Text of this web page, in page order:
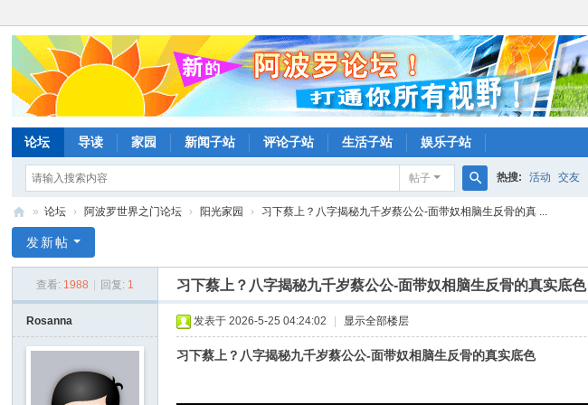
论坛 导读 家园 新闻子站 评论子站 生活子站 娱乐子站
帖子
搜
热搜: 活动 交友
波
网
» 论坛 › 阿波罗世界之门论坛 › 阳光家园 › 习下蔡上？八字揭秘九千岁蔡公公-面带奴相脑生反骨的真 ...
发新帖
查看: 1988 回复: 1 习下蔡上？八字揭秘九千岁蔡公公-面带奴相脑生反骨的真实底色
Rosanna 发表于 2026-5-25 04:24:02 显示全部楼层
习下蔡上？八字揭秘九千岁蔡公公-面带奴相脑生反骨的真实底色